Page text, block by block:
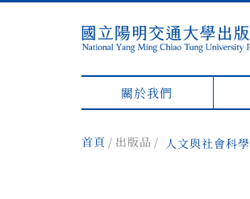
關於我們
首頁 出版品 人文與社會科學